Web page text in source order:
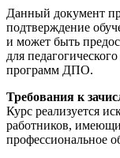
Данный документ
подтверждение
и может быть
для
программ ДПО.
Требования к
Курс реализуется
работников,
профессиональное